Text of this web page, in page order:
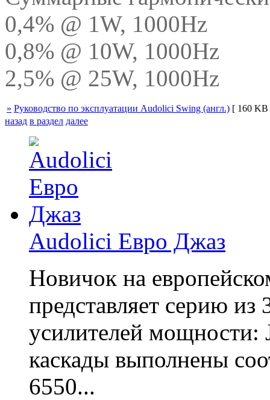
0,4% @ 1W, 1000Hz
0,8% @ 10W, 1000Hz
2,5% @ 25W, 1000Hz
» Руководство по эксплуатации Audolici Swing (англ.) [ 160
назад в раздел далее
Audolici Евро Джаз
Новичок на
представляет серию
усилителей
каскады выполнены
6550...